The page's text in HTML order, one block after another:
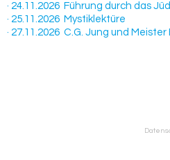
· 24.11.2026 Führung durch das
· 25.11.2026 Mystiklektüre
· 27.11.2026 C.G. Jung und